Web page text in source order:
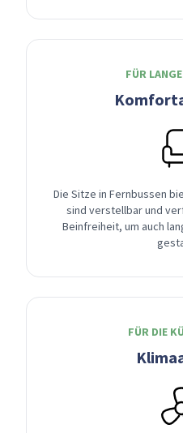
FÜR
Die Sitze in Fernbussen
sind verstellbar und
Beinfreiheit, um auch
FÜR DIE